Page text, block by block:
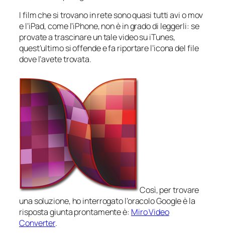
I film che si trovano in rete sono quasi tutti avi o mov
e l’iPad, come l’iPhone, non è in grado di leggerli: se
provate a trascinare un tale video su iTunes,
quest’ultimo si offende e fa riportare l’icona del file
dove l’avete trovata.
Così, per trovare
una soluzione, ho interrogato l’oracolo Google è la
risposta giunta prontamente è: Miro Video
Converter.